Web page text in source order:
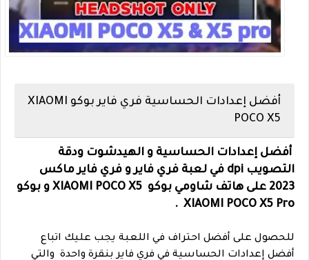
أفضل إعدادات الحساسية فري فاير بوكو XIAOMI
POCO X5
أفضل إعدادات الحساسية و الهيدشوت ودقة
التصويب dpi في لعبة فري فاير و فري فاير ماكس
2023 على هاتف شاومي بوكو XIAOMI POCO X5 و بوكو
XIAOMI POCO X5 Pro .
للحصول على أفضل احتراف في اللعبة يجب عليك اتباع
أفضل إعدادات الحساسية في فري فاير بنقرة واحدة والتي